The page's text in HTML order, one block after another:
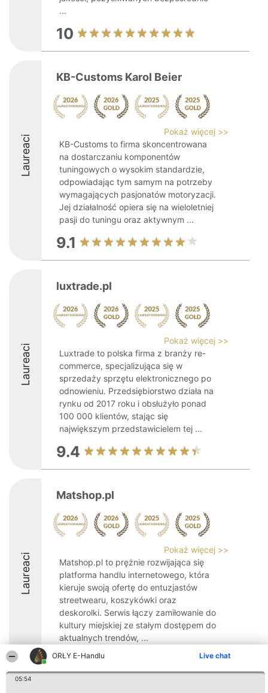
ORŁY E-Handlu Live chat
05:54
...
10
Laureaci
KB-Customs Karol Beier
Pokaż więcej >>
KB-Customs to firma skoncentrowana
na dostarczaniu komponentów
tuningowych o wysokim standardzie,
odpowiadając tym samym na potrzeby
wymagających pasjonatów motoryzacji.
Jej działalność opiera się na wieloletniej
pasji do tuningu oraz aktywnym ...
9.1
Laureaci
luxtrade.pl
Pokaż więcej >>
Luxtrade to polska firma z branży re-
commerce, specjalizująca się w
sprzedaży sprzętu elektronicznego po
odnowieniu. Przedsiębiorstwo działa na
rynku od 2017 roku i obsłużyło ponad
100 000 klientów, stając się
największym przedstawicielem tej ...
9.4
Laureaci
Matshop.pl
Pokaż więcej >>
Matshop.pl to prężnie rozwijająca się
platforma handlu internetowego, która
kieruje swoją ofertę do entuzjastów
streetwearu, koszykówki oraz
deskorolki. Serwis łączy zamiłowanie do
kultury miejskiej ze stałym dostępem do
aktualnych trendów, ...
9.4